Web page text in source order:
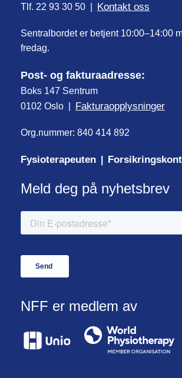
Tlf. 22 93 30 50 | Kontakt oss
Sentralbordet er betjent 10:00–14:00
fredag.
Post- og fakturaadresse:
Boks 147 Sentrum
0102 Oslo | Fakturaopplysninger
Org.nummer: 840 414 892
Fysioterapeuten
Meld deg på nyhetsbrev
NFF er medlem av